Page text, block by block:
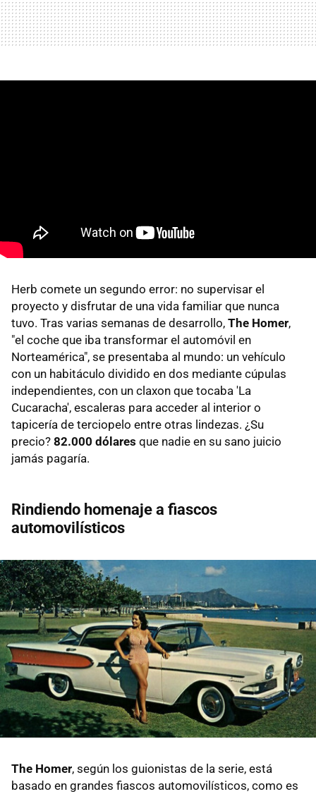
Herb comete un segundo error: no supervisar el
proyecto y disfrutar de una vida familiar que nunca
tuvo. Tras varias semanas de desarrollo, The Homer,
"el coche que iba transformar el automóvil en
Norteamérica", se presentaba al mundo: un vehículo
con un habitáculo dividido en dos mediante cúpulas
independientes, con un claxon que tocaba 'La
Cucaracha', escaleras para acceder al interior o
tapicería de terciopelo entre otras lindezas. ¿Su
precio? 82.000 dólares que nadie en su sano juicio
jamás pagaría.
Rindiendo homenaje a fiascos
automovilísticos
The Homer, según los guionistas de la serie, está
basado en grandes fiascos automovilísticos, como es